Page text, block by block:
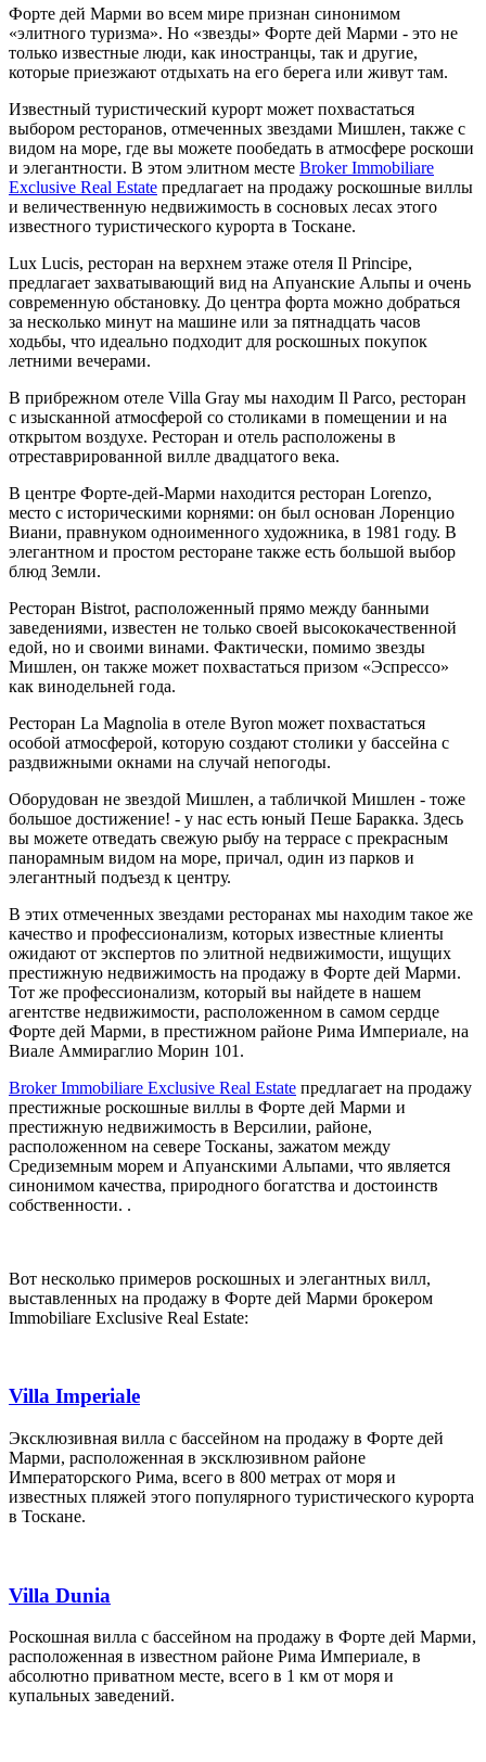
Форте дей Марми во всем мире признан синонимом
«элитного туризма». Но «звезды» Форте дей Марми - это не
только известные люди, как иностранцы, так и другие,
которые приезжают отдыхать на его берега или живут там.
Известный туристический курорт может похвастаться
выбором ресторанов, отмеченных звездами Мишлен, также с
видом на море, где вы можете пообедать в атмосфере роскоши
и элегантности. В этом элитном месте Broker Immobiliare
Exclusive Real Estate предлагает на продажу роскошные виллы
и величественную недвижимость в сосновых лесах этого
известного туристического курорта в Тоскане.
Lux Lucis, ресторан на верхнем этаже отеля Il Principe,
предлагает захватывающий вид на Апуанские Альпы и очень
современную обстановку. До центра форта можно добраться
за несколько минут на машине или за пятнадцать часов
ходьбы, что идеально подходит для роскошных покупок
летними вечерами.
В прибрежном отеле Villa Gray мы находим Il Parco, ресторан
с изысканной атмосферой со столиками в помещении и на
открытом воздухе. Ресторан и отель расположены в
отреставрированной вилле двадцатого века.
В центре Форте-дей-Марми находится ресторан Lorenzo,
место с историческими корнями: он был основан Лоренцио
Виани, правнуком одноименного художника, в 1981 году. В
элегантном и простом ресторане также есть большой выбор
блюд Земли.
Ресторан Bistrot, расположенный прямо между банными
заведениями, известен не только своей высококачественной
едой, но и своими винами. Фактически, помимо звезды
Мишлен, он также может похвастаться призом «Эспрессо»
как винодельней года.
Ресторан La Magnolia в отеле Byron может похвастаться
особой атмосферой, которую создают столики у бассейна с
раздвижными окнами на случай непогоды.
Оборудован не звездой Мишлен, а табличкой Мишлен - тоже
большое достижение! - у нас есть юный Пеше Баракка. Здесь
вы можете отведать свежую рыбу на террасе с прекрасным
панорамным видом на море, причал, один из парков и
элегантный подъезд к центру.
В этих отмеченных звездами ресторанах мы находим такое же
качество и профессионализм, которых известные клиенты
ожидают от экспертов по элитной недвижимости, ищущих
престижную недвижимость на продажу в Форте дей Марми.
Тот же профессионализм, который вы найдете в нашем
агентстве недвижимости, расположенном в самом сердце
Форте дей Марми, в престижном районе Рима Империале, на
Виале Аммираглио Морин 101.
Broker Immobiliare Exclusive Real Estate предлагает на продажу
престижные роскошные виллы в Форте дей Марми и
престижную недвижимость в Версилии, районе,
расположенном на севере Тосканы, зажатом между
Средиземным морем и Апуанскими Альпами, что является
синонимом качества, природного богатства и достоинств
собственности. .
Вот несколько примеров роскошных и элегантных вилл,
выставленных на продажу в Форте дей Марми брокером
Immobiliare Exclusive Real Estate:
Villa Imperiale
Эксклюзивная вилла с бассейном на продажу в Форте дей
Марми, расположенная в эксклюзивном районе
Императорского Рима, всего в 800 метрах от моря и
известных пляжей этого популярного туристического курорта
в Тоскане.
Villa Dunia
Роскошная вилла с бассейном на продажу в Форте дей Марми,
расположенная в известном районе Рима Империале, в
абсолютно приватном месте, всего в 1 км от моря и
купальных заведений.